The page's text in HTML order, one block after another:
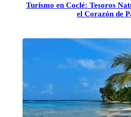
Turismo en Coclé: Tesoros
el Corazón de